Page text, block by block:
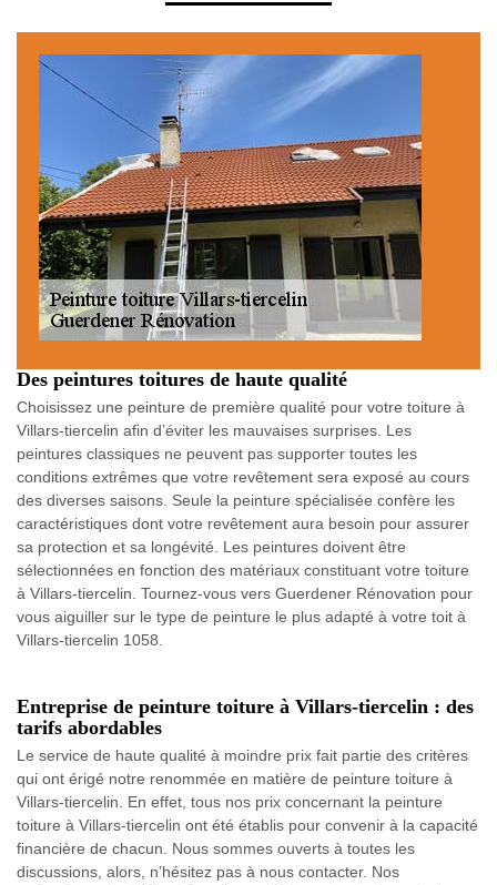
Des peintures toitures de haute qualité
Choisissez une peinture de première qualité pour votre toiture à
Villars-tiercelin afin d’éviter les mauvaises surprises. Les
peintures classiques ne peuvent pas supporter toutes les
conditions extrêmes que votre revêtement sera exposé au cours
des diverses saisons. Seule la peinture spécialisée confère les
caractéristiques dont votre revêtement aura besoin pour assurer
sa protection et sa longévité. Les peintures doivent être
sélectionnées en fonction des matériaux constituant votre toiture
à Villars-tiercelin. Tournez-vous vers Guerdener Rénovation pour
vous aiguiller sur le type de peinture le plus adapté à votre toit à
Villars-tiercelin 1058.
Entreprise de peinture toiture à Villars-tiercelin : des
tarifs abordables
Le service de haute qualité à moindre prix fait partie des critères
qui ont érigé notre renommée en matière de peinture toiture à
Villars-tiercelin. En effet, tous nos prix concernant la peinture
toiture à Villars-tiercelin ont été établis pour convenir à la capacité
financière de chacun. Nous sommes ouverts à toutes les
discussions, alors, n’hésitez pas à nous contacter. Nos